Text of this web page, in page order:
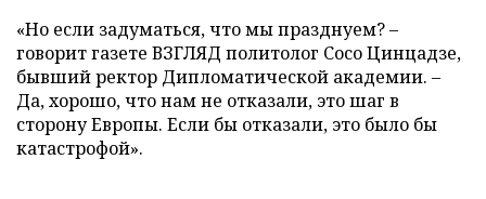
«Но если задуматься, что мы празднуем? –
говорит газете ВЗГЛЯД политолог Сосо Цинцадзе,
бывший ректор Дипломатической академии. –
Да, хорошо, что нам не отказали, это шаг в
сторону Европы. Если бы отказали, это было бы
катастрофой».